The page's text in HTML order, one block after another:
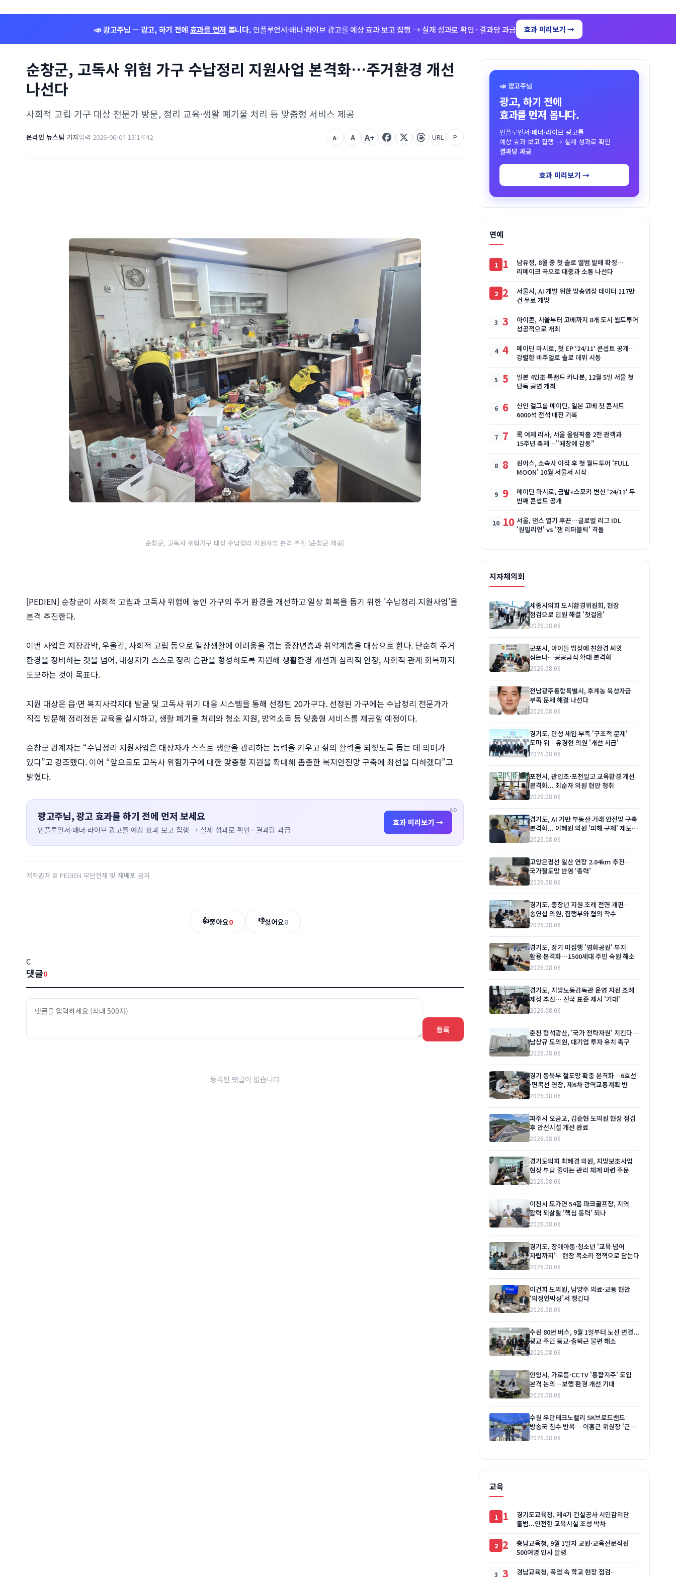
📣 광고주님 — 광고, 하기 전에 효과를 먼저 봅니다. 인플루언서·배너·라이브 광고를 예상 효과 보고 집행 → 실제 성과로 확인 · 결과당 과금 효과 미리보기 →
순창군, 고독사 위험 가구 수납정리 지원사업 본격화…주거환경 개선
나선다
사회적 고립 가구 대상 전문가 방문, 정리 교육·생활 폐기물 처리 등 맞춤형 서비스 제공
온라인 뉴스팀 기자입력 2026-06-04 13:14:42 A- A A+ URL P
순창군, 고독사 위험가구 대상 수납정리 지원사업 본격 추진 (순창군 제공)
[PEDIEN] 순창군이 사회적 고립과 고독사 위험에 놓인 가구의 주거 환경을 개선하고 일상 회복을 돕기 위한 '수납정리 지원사업'을
본격 추진한다.
이번 사업은 저장강박, 우울감, 사회적 고립 등으로 일상생활에 어려움을 겪는 중장년층과 취약계층을 대상으로 한다. 단순히 주거
환경을 정비하는 것을 넘어, 대상자가 스스로 정리 습관을 형성하도록 지원해 생활환경 개선과 심리적 안정, 사회적 관계 회복까지
도모하는 것이 목표다.
지원 대상은 읍·면 복지사각지대 발굴 및 고독사 위기 대응 시스템을 통해 선정된 20가구다. 선정된 가구에는 수납정리 전문가가
직접 방문해 정리정돈 교육을 실시하고, 생활 폐기물 처리와 청소 지원, 방역소독 등 맞춤형 서비스를 제공할 예정이다.
순창군 관계자는 “수납정리 지원사업은 대상자가 스스로 생활을 관리하는 능력을 키우고 삶의 활력을 되찾도록 돕는 데 의미가
있다”고 강조했다. 이어 “앞으로도 고독사 위험가구에 대한 맞춤형 지원을 확대해 촘촘한 복지안전망 구축에 최선을 다하겠다”고
밝혔다.
AD
광고주님, 광고 효과를 하기 전에 먼저 보세요
인플루언서·배너·라이브 광고를 예상 효과 보고 집행 → 실제 성과로 확인 · 결과당 과금
효과 미리보기 →
저작권자 © PEDIEN 무단전재 및 재배포 금지
👍좋아요0 👎싫어요0
C
댓글0
등록
등록된 댓글이 없습니다
📣 광고주님
광고, 하기 전에
효과를 먼저 봅니다.
인플루언서·배너·라이브 광고를
예상 효과 보고 집행 → 실제 성과로 확인
결과당 과금
효과 미리보기 →
연예
1
남유정, 8월 중 첫 솔로 앨범 발매 확정…
리메이크 곡으로 대중과 소통 나선다
2
서울시, AI 개발 위한 방송영상 데이터 117만
건 무료 개방
3
아이콘, 서울부터 고베까지 8개 도시 월드투어
성공적으로 개최
4
메이딘 마시로, 첫 EP '24/11' 콘셉트 공개…
강렬한 비주얼로 솔로 데뷔 시동
5
일본 4인조 록밴드 카나분, 12월 5일 서울 첫
단독 공연 개최
6
신인 걸그룹 메이딘, 일본 고베 첫 콘서트
6000석 전석 매진 기록
7
록 여제 리사, 서울 올림픽홀 2천 관객과
15주년 축제…"떼창에 감동"
8
원어스, 소속사 이적 후 첫 월드투어 'FULL
MOON' 10월 서울서 시작
9
메이딘 마시로, 금발+스모키 변신 '24/11' 두
번째 콘셉트 공개
10 서울, 댄스 열기 후끈…글로벌 리그 IDL
'원밀리언' vs '잼 리퍼블릭' 격돌
지자체의회
세종시의회 도시환경위원회, 현장
점검으로 민원 해결 '첫걸음'
2026.08.06
군포시, 아이들 밥상에 친환경 씨앗
심는다…공공급식 확대 본격화
2026.08.06
전남광주통합특별시, 후계농 육성자금
부족 문제 해결 나선다
2026.08.06
경기도, 만성 세입 부족 '구조적 문제'
도마 위…유경현 의원 '개선 시급'
2026.08.06
포천시, 관인초·포천일고 교육환경 개선
본격화... 최순자 의원 현안 청취
2026.08.06
경기도, AI 기반 부동산 거래 안전망 구축
본격화... 이혜원 의원 '피해 구제' 제도
보완 주문
2026.08.06
고양은평선 일산 연장 2.04km 추진…
국가철도망 반영 ‘총력’
2026.08.06
경기도, 중장년 지원 조례 전면 개편…
송연섭 의원, 집행부와 협의 착수
2026.08.06
경기도, 장기 미집행 '영화공원' 부지
활용 본격화…1500세대 주민 숙원 해소
2026.08.06
경기도, 지방노동감독관 운영 지원 조례
제정 추진… 전국 표준 제시 '기대'
2026.08.06
춘천 형석광산, '국가 전략자원' 지킨다…
남상규 도의원, 대기업 투자 유치 촉구
2026.08.06
경기 동북부 철도망 확충 본격화…6호선
·면목선 연장, 제6차 광역교통계획 반영
시급
2026.08.06
파주시 오금교, 김순현 도의원 현장 점검
후 안전시설 개선 완료
2026.08.06
경기도의회 최혜경 의원, 지방보조사업
현장 부담 줄이는 관리 체계 마련 주문
2026.08.06
이천시 모가면 54홀 파크골프장, 지역
활력 되살릴 '핵심 동력' 되나
2026.08.06
경기도, 장애아동·청소년 '교육 넘어
자립까지'…현장 목소리 정책으로 담는다
2026.08.06
이건희 도의원, 남양주 의료·교통 현안
‘의정언박싱’서 챙긴다
2026.08.06
수원 80번 버스, 9월 1일부터 노선 변경...
광교 주민 등교·출퇴근 불편 해소
2026.08.06
안양시, 가로등·CCTV '통합지주' 도입
본격 논의…보행 환경 개선 기대
2026.08.06
수원 우만테크노밸리 SK브로드밴드
방송국 침수 반복… 이홍근 위원장 '근본
대책' 요구
2026.08.06
교육
1
경기도교육청, 제4기 건설공사 시민감리단
출범...안전한 교육시설 조성 박차
2
충남교육청, 9월 1일자 교원·교육전문직원
500여명 인사 발령
3
경남교육청, 폭염 속 학교 현장 점검…